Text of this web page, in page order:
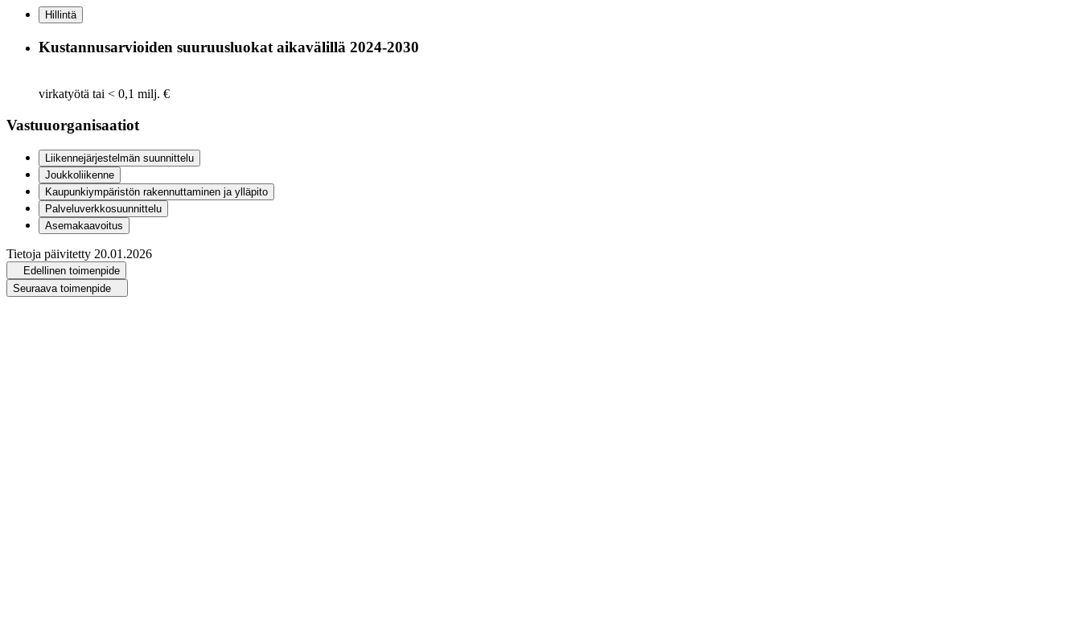
Hillintä
Kustannusarvioiden suuruusluokat aikavälillä 2024-2030
virkatyötä tai < 0,1 milj. €
Vastuuorganisaatiot
Liikennejärjestelmän suunnittelu
Joukkoliikenne
Kaupunkiympäristön rakennuttaminen ja ylläpito
Palveluverkkosuunnittelu
Asemakaavoitus
Tietoja päivitetty 20.01.2026
Edellinen toimenpide
Seuraava toimenpide